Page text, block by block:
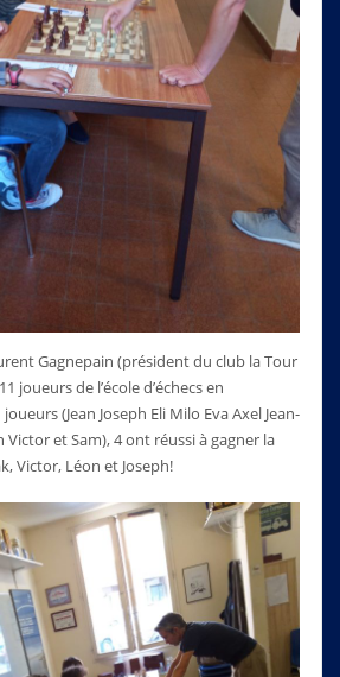
Gagnepain (président du club la Tour
joueurs de l’école d’échecs en
(Jean Joseph Eli Milo Eva Axel Jean-
Victor et Sam), 4 ont réussi à gagner la
Victor, Léon et Joseph!